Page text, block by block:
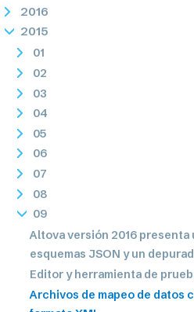
2016
2015
01
02
03
04
05
06
07
08
09
Altova versión 2016 presenta
esquemas JSON y un
Editor y herramienta de
Archivos de mapeo de datos